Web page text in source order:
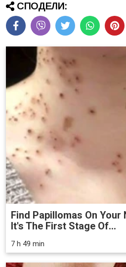
СПОДЕЛИ:
Find Papillomas On Your
It's The First Stage Of...
7 h 49 min